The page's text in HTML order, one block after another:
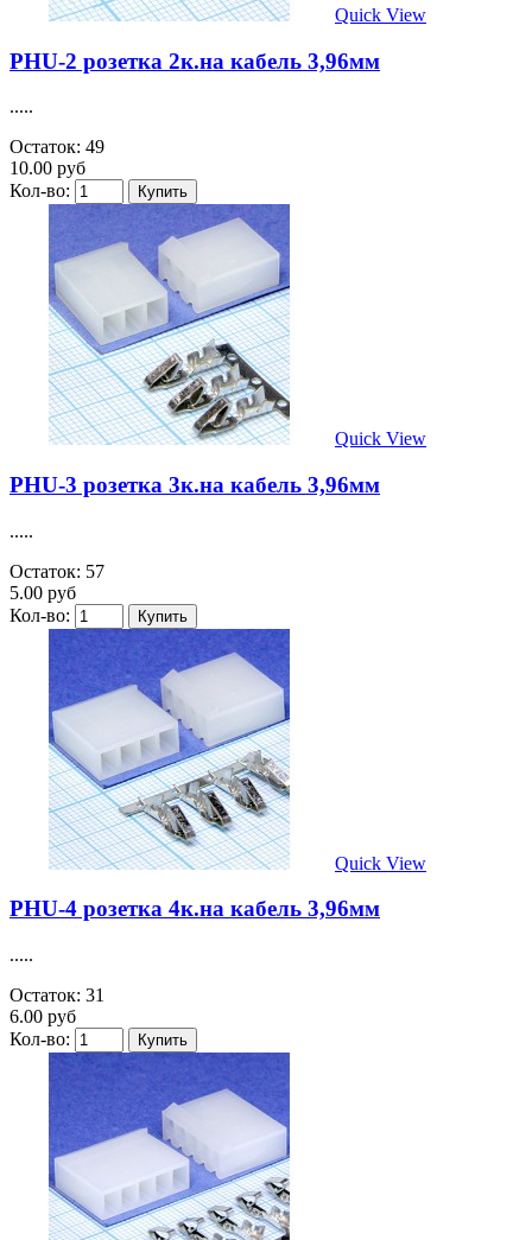
Quick View
PHU-2 розетка 2к.на кабель 3,96мм
.....
Остаток: 49
10.00 руб
Кол-во:
Quick View
PHU-3 розетка 3к.на кабель 3,96мм
.....
Остаток: 57
5.00 руб
Кол-во:
Quick View
PHU-4 розетка 4к.на кабель 3,96мм
.....
Остаток: 31
6.00 руб
Кол-во: